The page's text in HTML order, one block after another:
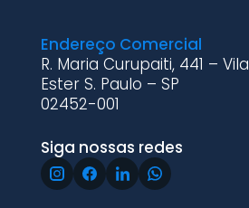
Endereço Comercial
R. Maria Curupaiti, 441 – Vila
Ester S. Paulo – SP
02452-001
Siga nossas redes